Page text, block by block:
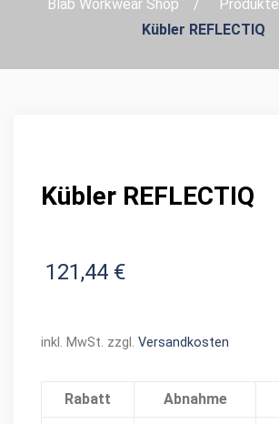
Blab Workwear Shop Produkte
Kübler REFLECTIQ
Kübler REFLECTIQ
121,44 €
inkl. MwSt. zzgl. Versandkosten
Rabatt Abnahme